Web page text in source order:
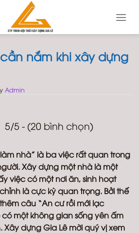
nắm khi xây dựng
Admin
5/5 - (20 bình chọn)
nhà” là ba việc rất quan trong
Xây dựng một nhà là một
việc có một nơi ăn, sinh hoạt
là cực kỳ quan trọng. Bởi thế
câu “An cư rồi mới lạc
một không gian sống yên ấm
dựng Gia Lê mời quý vị xem